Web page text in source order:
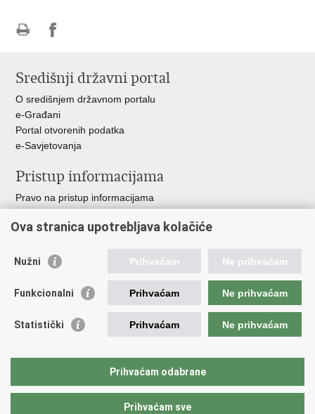
Facebooku
Središnji državni portal
O središnjem državnom portalu
e-Građani
Portal otvorenih podatka
e-Savjetovanja
Pristup informacijama
Pravo na pristup informacijama
Pozivi za žurnu pomoć
Važne poveznice
Vlada RH
Muzej hrvatskog vatrogastva
The Federation of EUropean Fire Officers FEU
Intranet (samo za službenike HVZ)
Ova stranica upotrebljava kolačiće
Nužni Prihvaćam Ne prihvaćam
Funkcionalni Prihvaćam Ne prihvaćam
Statistički Prihvaćam Ne prihvaćam
Prihvaćam odabrane
Prihvaćam sve